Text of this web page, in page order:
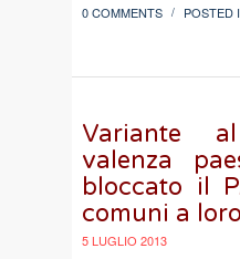
0 COMMENTS / POSTED
Variante
valenza
bloccato il
comuni a
5 LUGLIO 2013